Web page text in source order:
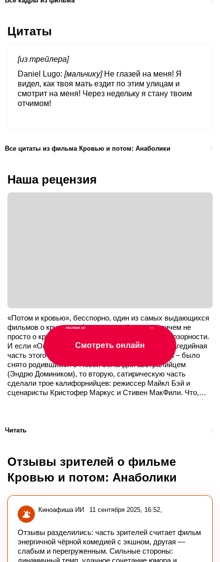
Цитаты
[из трейлера]
Daniel Lugo [мальчику] Не глазей на меня! Я
видел, как твоя мать ездит по этим улицам и
смотрит на меня! Через недельку я стану твоим
отчимом!
Все цитаты из фильма Кровью и потом: Анаболики
Наша рецензия
«Потом и кровью», бесспорно, один из самых выдающихся
фильмов о крушении Американской мечты, причем не
просто о крушении, но о принципиальной ее иллюзорности.
И если «Ограбление казино» – первая, сугубо трагедийная
часть этого спонтанно образовавшегося диптиха – было
снято родившимся в Новой Зеландии австралийцем
(Эндрю Домиником), то вторую, сатирическую часть
сделали трое калифорнийцев: режиссер Майкл Бэй и
сценаристы Кристофер Маркус и Стивен МакФили. Что,…
Читать
Отзывы зрителей о фильме
Кровью и потом: Анаболики
Киноафиша ИИ 11 сентября 2025, 16:52
Отзывы разделились: часть зрителей считает фильм
энергичной чёрной комедией с экшном, другая —
слабым и перегруженным. Сильные стороны:
динамичный темп, удачное сочетание юмора и
РЕКЛАМА 18+ •••
Смотреть онлайн